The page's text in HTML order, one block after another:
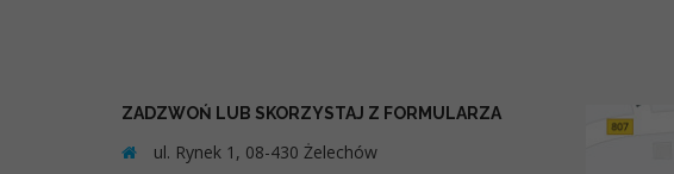
ZADZWOŃ LUB SKORZYSTAJ Z FORMULARZA
ul. Rynek 1, 08-430 Żelechów